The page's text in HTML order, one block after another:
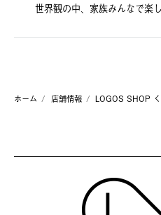
世界観の中、家族みんなで楽
ホーム 店舗情報 LOGOS SHOP